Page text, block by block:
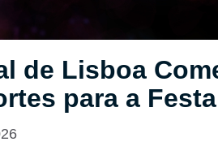
de Lisboa
para a